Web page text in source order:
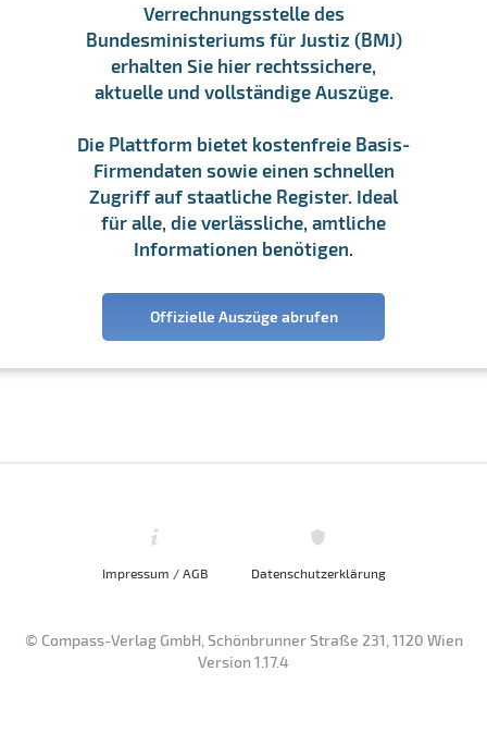
Verrechnungsstelle des
Bundesministeriums für Justiz (BMJ)
erhalten Sie hier rechtssichere,
aktuelle und vollständige Auszüge.
Die Plattform bietet kostenfreie Basis-
Firmendaten sowie einen schnellen
Zugriff auf staatliche Register. Ideal
für alle, die verlässliche, amtliche
Informationen benötigen.
Offizielle Auszüge abrufen
Impressum / AGB Datenschutzerklärung
© Compass-Verlag GmbH, Schönbrunner Straße 231, 1120 Wien
Version 1.17.4